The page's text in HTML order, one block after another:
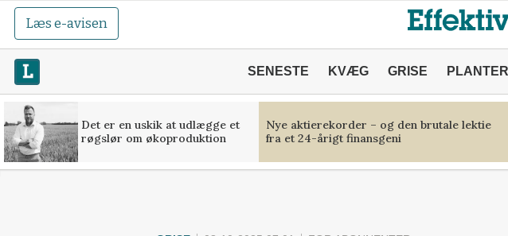
Læs e-avisen
SENESTE KVÆG GRISE PLANTER
Det er en uskik at udlægge et
røgslør om økoproduktion
Nye aktierekorder – og den brutale lektie
fra et 24-årigt finansgeni